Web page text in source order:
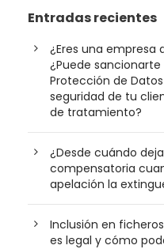
Entradas recientes
¿Eres una empresa
¿Puede sancionarte
Protección de
seguridad de tu
de tratamiento?
¿Desde cuándo
compensatoria
apelación la
Inclusión en
es legal y cómo